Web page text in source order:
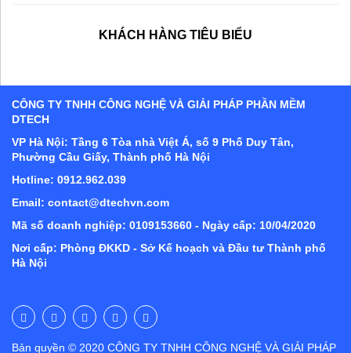
KHÁCH HÀNG TIÊU BIỂU
CÔNG TY TNHH CÔNG NGHỆ VÀ GIẢI PHÁP PHẦN MỀM
DTECH
VP Hà Nội: Tầng 6 Tòa nhà Việt Á, số 9 Phố Duy Tân,
Phường Cầu Giấy, Thành phố Hà Nội
Hotline: 0912.962.039
Email: contact@dtechvn.com
Mã số doanh nghiệp: 0109153660 - Ngày cấp: 10/04/2020
Nơi cấp: Phòng ĐKKD - Sở Kế hoạch và Đầu tư Thành phố
Hà Nội
Bản quyền © 2020 CÔNG TY TNHH CÔNG NGHỆ VÀ GIẢI PHÁP